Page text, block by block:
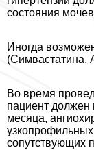
состояния
Иногда
(Симвастатина,
Во время
пациент должен
месяца,
сопутствующих